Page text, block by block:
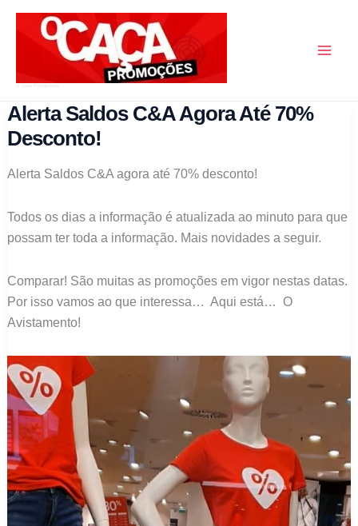
Alerta Saldos C&A Agora Até 70%
Desconto!
Alerta Saldos C&A agora até 70% desconto!
Todos os dias a informação é atualizada ao minuto para que
possam ter toda a informação. Mais novidades a seguir.
Comparar! São muitas as promoções em vigor nestas datas.
Por isso vamos ao que interessa… Aqui está… O
Avistamento!